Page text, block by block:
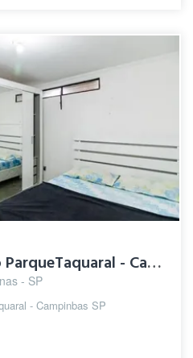
Kitnet Mobiliado no ParqueTaquaral - Campinas SP
- SP
- Campinbas SP